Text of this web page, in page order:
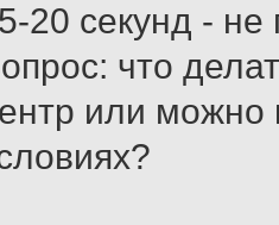
20 секунд - не
что
или можно